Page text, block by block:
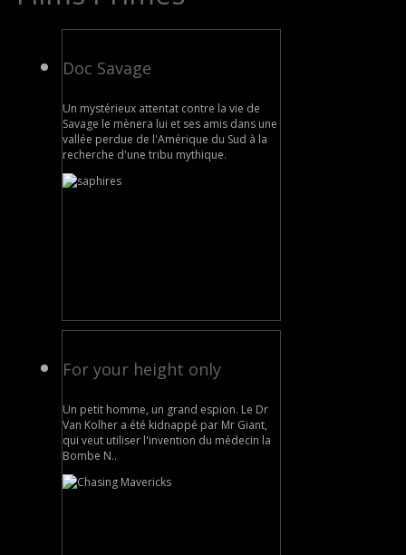
Doc Savage
Un mystérieux attentat contre la vie de
Savage le mènera lui et ses amis dans une
vallée perdue de l'Amérique du Sud à la
recherche d'une tribu mythique.
For your height only
Un petit homme, un grand espion. Le Dr
Van Kolher a été kidnappé par Mr Giant,
qui veut utiliser l'invention du médecin la
Bombe N..